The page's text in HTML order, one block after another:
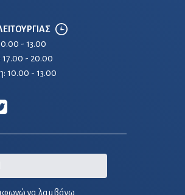
- 13.00
17.00 - 20.00
10.00 - 13.00
να λαμβάνω